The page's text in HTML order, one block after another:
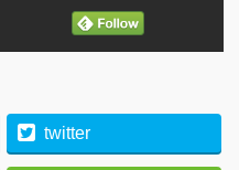
twitter